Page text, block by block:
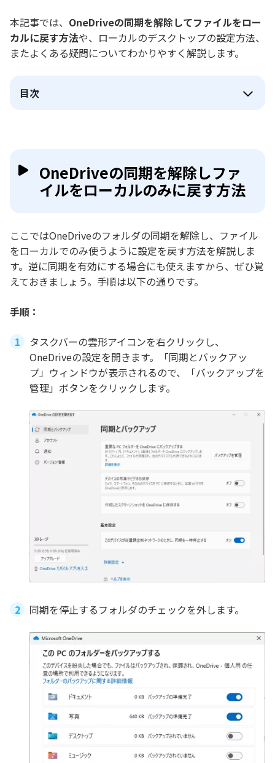
本記事では、 OneDriveの同期を解除してファイルをロー
カルに戻す方法や、ローカルのデスクトップの設定方法、
またよくある疑問についてわかりやすく解説します。
目次
OneDriveの同期を解除しファ
イルをローカルのみに戻す方法
ここではOneDriveのフォルダの同期を解除し、ファイル
をローカルでのみ使うように設定を戻す方法を解説しま
す。逆に同期を有効にする場合にも使えますから、ぜひ覚
えておきましょう。手順は以下の通りです。
手順：
タスクバーの雲形アイコンを右クリックし、
OneDriveの設定を開きます。「同期とバックアッ
プ」ウィンドウが表示されるので、「バックアップを
管理」ボタンをクリックします。
同期を停止するフォルダのチェックを外します。